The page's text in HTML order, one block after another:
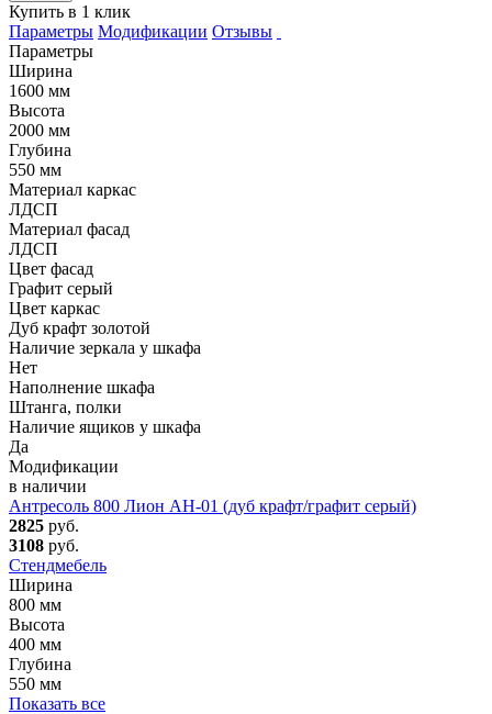
Купить в 1 клик
Параметры Модификации Отзывы
Параметры
Ширина
1600 мм
Высота
2000 мм
Глубина
550 мм
Материал каркас
ЛДСП
Материал фасад
ЛДСП
Цвет фасад
Графит серый
Цвет каркас
Дуб крафт золотой
Наличие зеркала у шкафа
Нет
Наполнение шкафа
Штанга, полки
Наличие ящиков у шкафа
Да
Модификации
в наличии
Антресоль 800 Лион АН-01 (дуб крафт/графит серый)
2825 руб.
3108 руб.
Стендмебель
Ширина
800 мм
Высота
400 мм
Глубина
550 мм
Показать все